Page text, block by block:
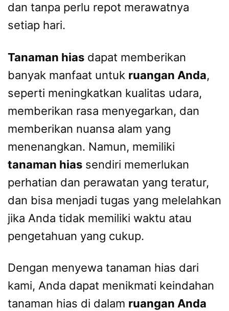
dan tanpa perlu repot merawatnya
setiap hari.
Tanaman hias dapat memberikan
banyak manfaat untuk ruangan Anda,
seperti meningkatkan kualitas udara,
memberikan rasa menyegarkan, dan
memberikan nuansa alam yang
menenangkan. Namun, memiliki
tanaman hias sendiri memerlukan
perhatian dan perawatan yang teratur,
dan bisa menjadi tugas yang melelahkan
jika Anda tidak memiliki waktu atau
pengetahuan yang cukup.
Dengan menyewa tanaman hias dari
kami, Anda dapat menikmati keindahan
tanaman hias di dalam ruangan Anda